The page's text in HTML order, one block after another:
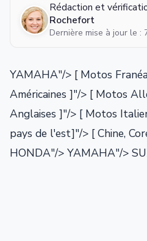
Rédaction et
Rochefort
Dernière mise à jour le :
YAMAHA"/> [ Motos
Américaines ]"/> [ Motos
Anglaises ]"/> [ Motos
pays de l'est]"/> [ Chine,
HONDA"/> YAMAHA"/>